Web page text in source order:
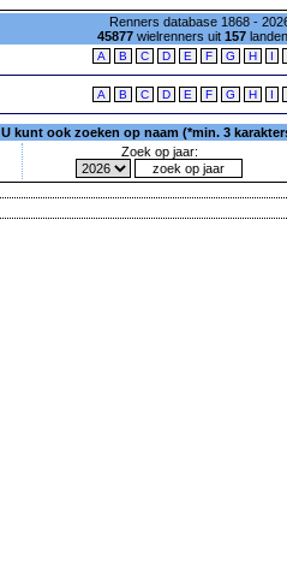
Renners database 1868 -
45877wielrenners uit 157
A B C D E F G H I
A B C D E F G H I
U kunt ook zoeken op naam (*min. 3
Zoek op jaar: